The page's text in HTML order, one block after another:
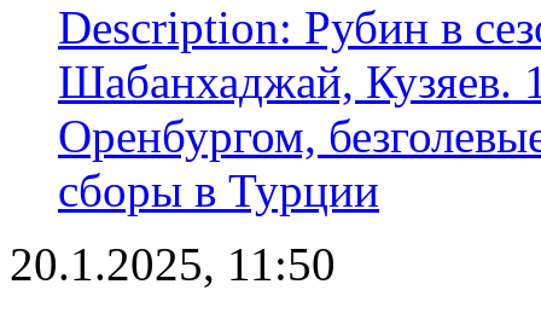
Description: Рубин в
Шабанхаджай, Кузяев.
Оренбургом,
сборы в Турции
20.1.2025, 11:50